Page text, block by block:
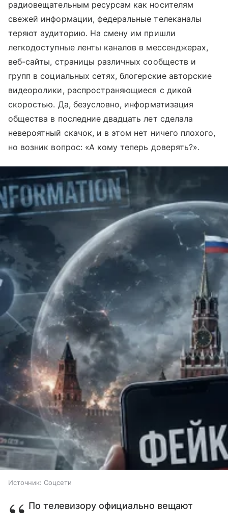
радиовещательным ресурсам как носителям
свежей информации, федеральные телеканалы
теряют аудиторию. На смену им пришли
легкодоступные ленты каналов в мессенджерах,
веб-сайты, страницы различных сообществ и
групп в социальных сетях, блогерские авторские
видеоролики, распространяющиеся с дикой
скоростью. Да, безусловно, информатизация
общества в последние двадцать лет сделала
невероятный скачок, и в этом нет ничего плохого,
но возник вопрос: «А кому теперь доверять?».
Источник: Соцсети
По телевизору официально вещают